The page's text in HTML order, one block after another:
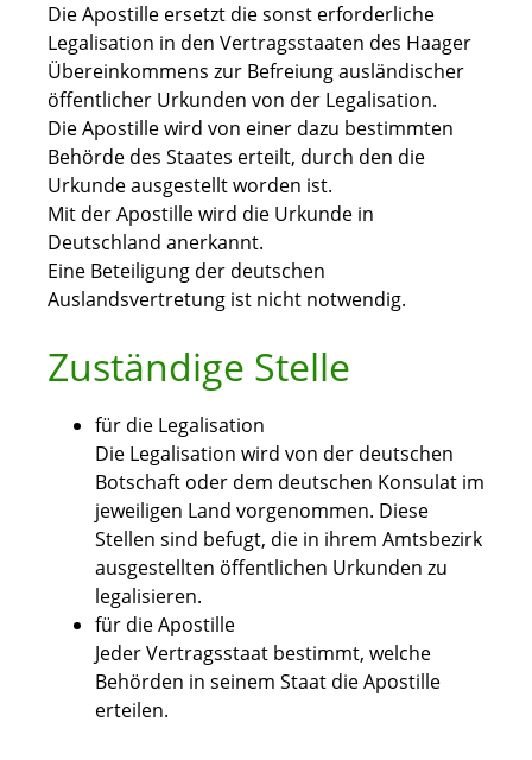
Die Apostille ersetzt die sonst erforderliche
Legalisation in den Vertragsstaaten des Haager
Übereinkommens zur Befreiung ausländischer
öffentlicher Urkunden von der Legalisation.
Die Apostille wird von einer dazu bestimmten
Behörde des Staates erteilt, durch den die
Urkunde ausgestellt worden ist.
Mit der Apostille wird die Urkunde in
Deutschland anerkannt.
Eine Beteiligung der deutschen
Auslandsvertretung ist nicht notwendig.
Zuständige Stelle
für die Legalisation
Die Legalisation wird von der deutschen
Botschaft oder dem deutschen Konsulat im
jeweiligen Land vorgenommen. Diese
Stellen sind befugt, die in ihrem Amtsbezirk
ausgestellten öffentlichen Urkunden zu
legalisieren.
für die Apostille
Jeder Vertragsstaat bestimmt, welche
Behörden in seinem Staat die Apostille
erteilen.